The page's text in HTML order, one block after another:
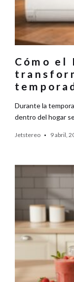
Cómo el
Durante la
dentro del hogar
Jetstereo 9 abril,